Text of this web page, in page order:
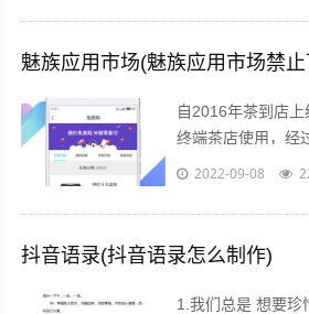
魅族应用市场(魅族应用市场禁
自2016年茶到店
终端茶店使用，经
茶到店APP
2022-09-08
抖音语录(抖音语录怎么制作)
1.我们总是 想要珍